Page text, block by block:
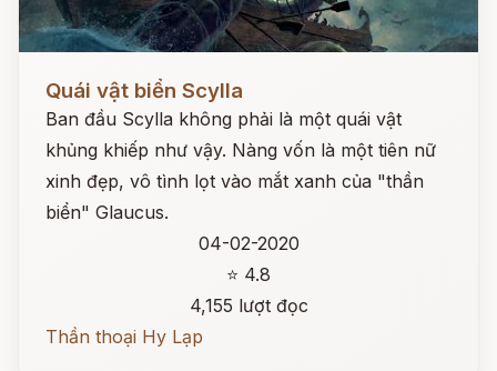
Quái vật biển Scylla
Ban đầu Scylla không phải là một quái vật
khủng khiếp như vậy. Nàng vốn là một tiên nữ
xinh đẹp, vô tình lọt vào mắt xanh của "thần
biển" Glaucus.
04-02-2020
⭐ 4.8
4,155 lượt đọc
Thần thoại Hy Lạp